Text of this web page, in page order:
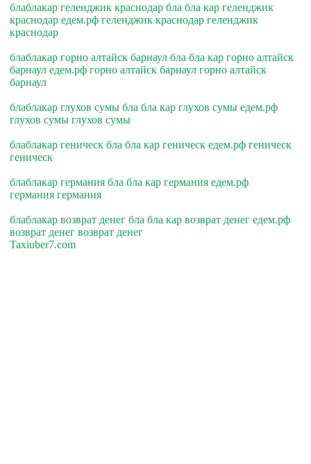
блаблакар геленджик краснодар бла бла кар геленджик
краснодар едем.рф геленджик краснодар геленджик
краснодар
блаблакар горно алтайск барнаул бла бла кар горно алтайск
барнаул едем.рф горно алтайск барнаул горно алтайск
барнаул
блаблакар глухов сумы бла бла кар глухов сумы едем.рф
глухов сумы глухов сумы
блаблакар геническ бла бла кар геническ едем.рф геническ
геническ
блаблакар германия бла бла кар германия едем.рф
германия германия
блаблакар возврат денег бла бла кар возврат денег едем.рф
возврат денег возврат денег
Taxiuber7.com